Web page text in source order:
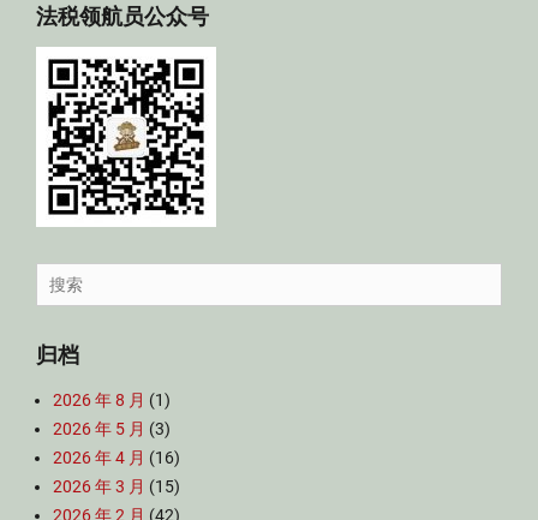
法税领航员公众号
Search
for:
归档
2026 年 8 月 (1)
2026 年 5 月 (3)
2026 年 4 月 (16)
2026 年 3 月 (15)
2026 年 2 月 (42)